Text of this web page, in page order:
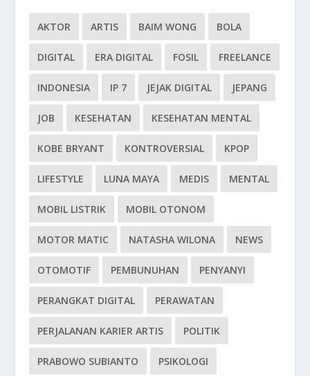
AKTOR ARTIS BAIM WONG BOLA
DIGITAL ERA DIGITAL FOSIL FREELANCE
INDONESIA IP 7 JEJAK DIGITAL JEPANG
JOB KESEHATAN KESEHATAN MENTAL
KOBE BRYANT KONTROVERSIAL KPOP
LIFESTYLE LUNA MAYA MEDIS MENTAL
MOBIL LISTRIK MOBIL OTONOM
MOTOR MATIC NATASHA WILONA NEWS
OTOMOTIF PEMBUNUHAN PENYANYI
PERANGKAT DIGITAL PERAWATAN
PERJALANAN KARIER ARTIS POLITIK
PRABOWO SUBIANTO PSIKOLOGI